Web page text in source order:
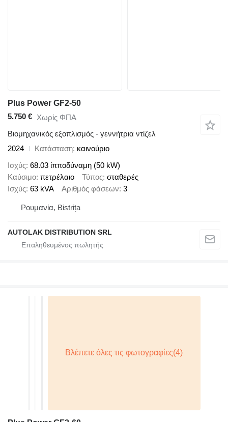
Plus Power GF2-50
5.750 € Χωρίς ΦΠΑ
Βιομηχανικός εξοπλισμός - γεννήτρια ντίζελ
2024
Κατάσταση καινούριο
Ισχύς 68.03 ίπποδύναμη (50 kW)
Καύσιμο πετρέλαιο Τύπος σταθερές
Ισχύς 63 kVA Αριθμός φάσεων 3
Ρουμανία, Bistrița
AUTOLAK DISTRIBUTION SRL